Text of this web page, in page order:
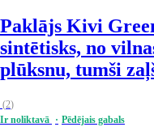
Paklājs Kivi
sintētisks, no
plūksnu, tumši
(2)
Ir noliktavā
Pēdējais gabals